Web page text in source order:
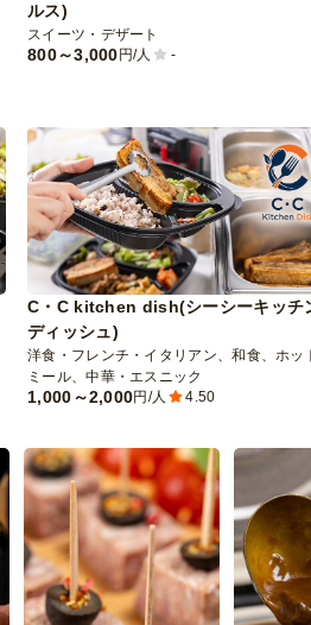
ルス)
スイーツ・デザート
800～3,000 円/人 -
C・C kitchen dish(シーシーキッチ
ディッシュ)
洋食・フレンチ・イタリアン、和食、ホッ
ミール、中華・エスニック
1,000～2,000円/人 4.50